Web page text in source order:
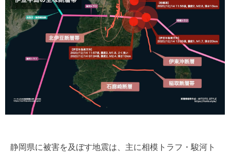
静岡県に被害を及ぼす地震は、主に相模トラフ・駿河ト